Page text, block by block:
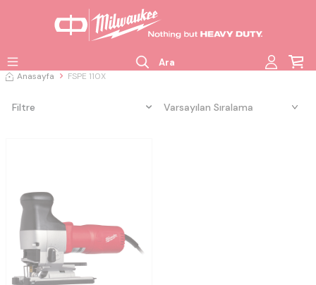
Ara
Anasayfa FSPE 110X
Filtre